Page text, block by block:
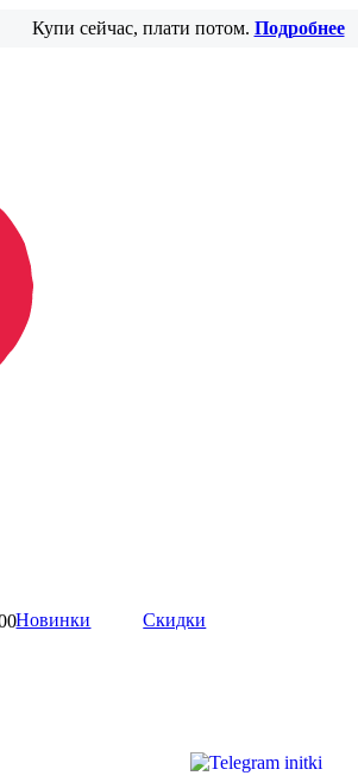
Купи сейчас, плати потом. Подробнее
Новинки Скидки